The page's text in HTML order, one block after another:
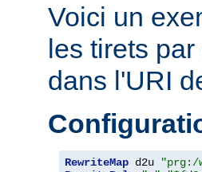
Voici un
les tirets
dans l'URI
RewriteMap d2u "prg:/